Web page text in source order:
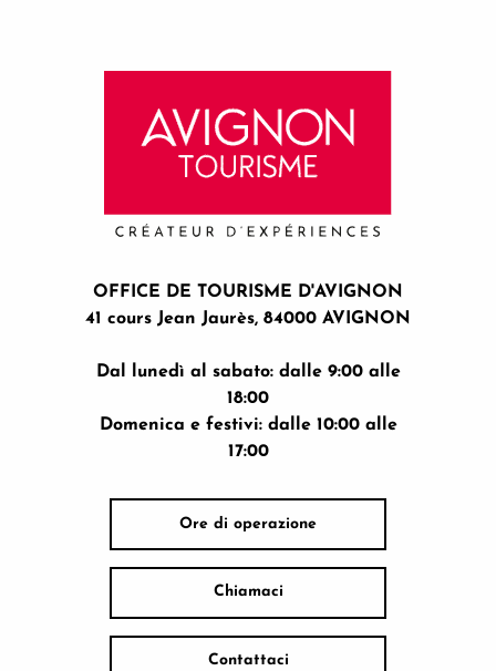
OFFICE DE TOURISME D'AVIGNON
41 cours Jean Jaurès, 84000 AVIGNON
Dal lunedì al sabato: dalle 9:00 alle
18:00
Domenica e festivi: dalle 10:00 alle
17:00
Ore di operazione
Chiamaci
Contattaci